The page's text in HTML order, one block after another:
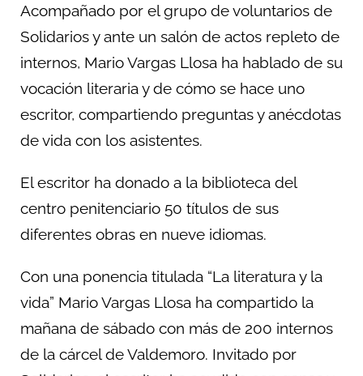
Acompañado por el grupo de voluntarios de
Solidarios y ante un salón de actos repleto de
internos, Mario Vargas Llosa ha hablado de su
vocación literaria y de cómo se hace uno
escritor, compartiendo preguntas y anécdotas
de vida con los asistentes.
El escritor ha donado a la biblioteca del
centro penitenciario 50 títulos de sus
diferentes obras en nueve idiomas.
Con una ponencia titulada “La literatura y la
vida” Mario Vargas Llosa ha compartido la
mañana de sábado con más de 200 internos
de la cárcel de Valdemoro. Invitado por